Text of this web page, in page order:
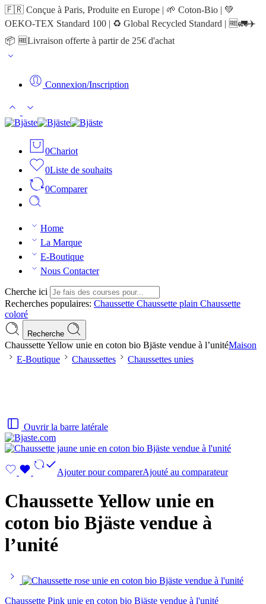
🇫🇷 Conçue à Paris, Produite en Europe | 🌱 Coton-Bio | 💚
OEKO-TEX Standard 100 | ♻️ Global Recycled Standard | 🆓🚛✈️
📦 🆓Livraison offerte à partir de 25€ d'achat
Connexion/Inscription
0Chariot
0Liste de souhaits
0Comparer
Home
La Marque
E-Boutique
Nous Contacter
Cherche ici
Recherches populaires: Chaussette Chaussette plain Chaussette
coloré
Recherche
Chaussette Yellow unie en coton bio Bjäste vendue à l’unitéMaison
E-Boutique
Chaussettes Chaussettes unies
Ouvrir la barre latérale
Ajouter pour comparerAjouté au comparateur
Chaussette Yellow unie en
coton bio Bjäste vendue à
l’unité
Chaussette Pink unie en coton bio Bjäste vendue à l'unité